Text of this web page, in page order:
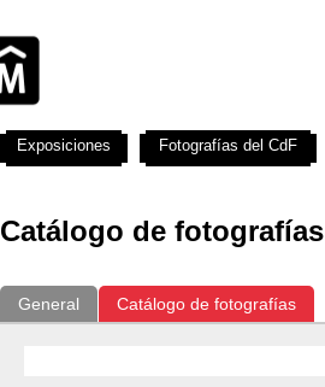
Catálogo de fotografías
General Catálogo de fotografías
Exposiciones Fotografías del CdF